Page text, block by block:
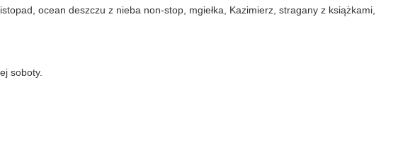
ocean deszczu z nieba non-stop, mgiełka, Kazimierz, stragany z książkami,
soboty.